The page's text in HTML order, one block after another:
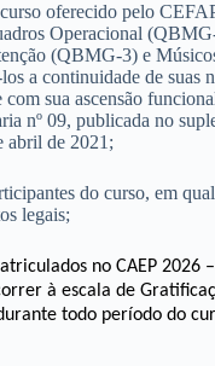
oferecido pelo
Operacional
(QBMG-3) e
a continuidade de suas
sua ascensão
nº 09, publicada no
abril de 2021;
do curso, em
legais;
no CAEP 2026
à escala de
todo período do